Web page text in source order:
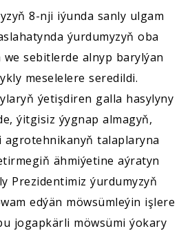
8-nji iýunda sanly ulgam
ýurdumyzyň oba
sebitlerde alnyp barylýan
meselelere seredildi.
ýetişdiren galla hasylyny
ýitgisiz ýygnap almagyň,
agrotehnikanyň talaplaryna
ähmiýetine aýratyn
Prezidentimiz ýurdumyzyň
edýän möwsümleýin işlere
jogapkärli möwsümi ýokary